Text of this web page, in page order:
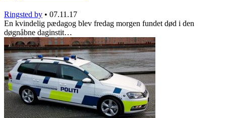
Ringsted by • 07.11.17
En kvindelig pædagog blev fredag morgen fundet død i den
døgnåbne daginstit…